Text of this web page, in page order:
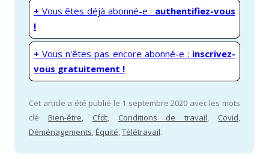
+ Vous êtes déjà abonné-e : authentifiez-vous
!
+ Vous n'êtes pas encore abonné-e : inscrivez-
vous gratuitement !
Cet article a été publié le 1 septembre 2020 avec les mots
clé Bien-être, Cfdt, Conditions de travail, Covid,
Déménagements,Équité,Télétravail.